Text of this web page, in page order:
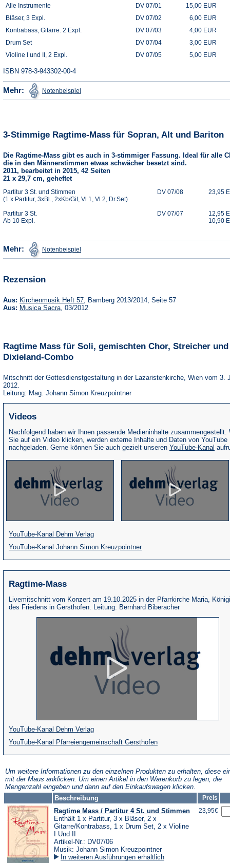
Alle Instrumente DV 07/01
15,00 EUR
Bläser, 3 Expl.
DV 07/02
6,00 EUR
Kontrabass, Gitarre. 2 Expl.
DV 07/03
4,00 EUR
Drum Set
DV 07/04
3,00 EUR
Violine I und II, 2 Expl.
DV 07/05 5,00 EUR
ISBN 978-3-943302-00-4
Mehr: Notenbeispiel in
einem
3-Stimmige Ragtime-Mass für Sopran, Alt und Bariton
Die Ragtime-Mass gibt es auch in 3-stimmiger Fassung. Ideal für alle
die in den Männerstimmen etwas schwächer besetzt sind.
2011, bearbeitet in 2015, 42 Seiten
21 x 29,7 cm, geheftet
Partitur 3 St. und Stimmen
(1 x Partitur, 3xBl., 2xKb/Git, Vl 1, Vl 2, Dr.Set)
DV 07/08 23,95
Partitur 3 St. DV 07/07
12,95
Ab 10 Expl.
10,90
Mehr: Notenbeispiel in
einem
Rezension
Aus: Kirchenmusik Heft 57(Öffnet
in
, Bamberg 2013/2014, Seite 57
Aus: Musica Sacra(Öffnet
, 03/2012
Ragtime Mass für Soli, gemischten Chor, Streicher und
Dixieland-Combo
Mitschnitt der Gottesdienstgestaltung in der Lazaristenkirche, Wien vom 3.
2012.
Leitung: Mag. Johann Simon Kreuzpointner
Videos
Nachfolgend haben wir Ihnen passende Medieninhalte zusammengestellt.
Sie auf ein Video klicken, werden externe Inhalte und Daten von YouTube
nachgeladen. Gerne können Sie auch gezielt unseren YouTube-Kanal
YouTube-Kanal Dehm Verlag(Öffnet
in
einem
neuen
YouTube-Kanal Johann Simon Kreuzpointner(Öffnet
in
einem
Tab)
Ragtime-Mass
Livemitschnitt vom Konzert am 19.10.2025 in der Pfarrkirche Maria,
des Friedens in Gersthofen. Leitung: Bernhard Biberacher
YouTube-Kanal Dehm Verlag(Öffnet
in
einem
neuen
Tab)
YouTube-Kanal Pfarreiengemeinschaft Gersthofen(Öffnet
in
neuen
Tab)
Um weitere Informationen zu den einzelnen Produkten zu erhalten, diese
mit der Maus anklicken. Um einen Artikel in den Warenkorb zu legen, die
Mengenzahl eingeben und dann auf den Einkaufswagen klicken.
Beschreibung
Preis
Ragtime Mass / Partitur 4 St. und Stimmen
Enthält 1 x Partitur, 3 x Bläser, 2 x
Gitarre/Kontrabass, 1 x Drum Set, 2 x Violine
I Und II
Artikel-Nr.: DV07/06
Musik: Johann Simon Kreuzpointner
In weiteren Ausführungen erhältlich
23,95€